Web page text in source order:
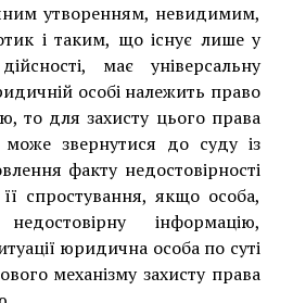
утворенням, невидимим,
і таким, що існує лише у
має універсальну
особі належить право
то для захисту цього права
звернутися до суду із
факту недостовірності
її спростування, якщо особа,
інформацію,
юридична особа по суті
механізму захисту права